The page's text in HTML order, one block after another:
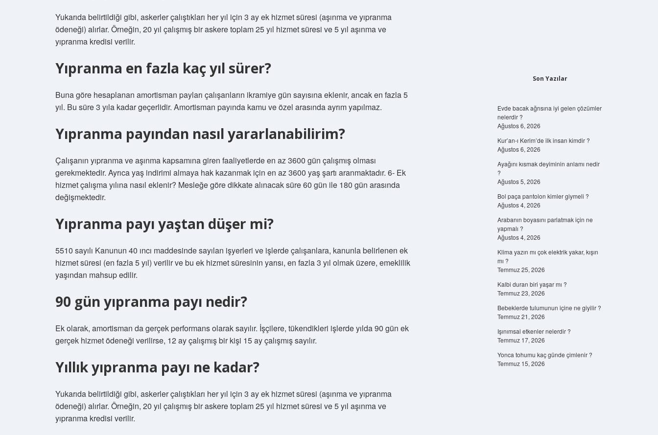
Yukarıda belirtildiği gibi, askerler çalıştıkları her yıl için 3 ay ek hizmet süresi (aşınma ve yıpranma
ödeneği) alırlar. Örneğin, 20 yıl çalışmış bir askere toplam 25 yıl hizmet süresi ve 5 yıl aşınma ve
yıpranma kredisi verilir.
Yıpranma en fazla kaç yıl sürer?
Buna göre hesaplanan amortisman payları çalışanların ikramiye gün sayısına eklenir, ancak en fazla 5
yıl. Bu süre 3 yıla kadar geçerlidir. Amortisman payında kamu ve özel arasında ayrım yapılmaz.
Yıpranma payından nasıl yararlanabilirim?
Çalışanın yıpranma ve aşınma kapsamına giren faaliyetlerde en az 3600 gün çalışmış olması
gerekmektedir. Ayrıca yaş indirimi almaya hak kazanmak için en az 3600 yaş şartı aranmaktadır. 6- Ek
hizmet çalışma yılına nasıl eklenir? Mesleğe göre dikkate alınacak süre 60 gün ile 180 gün arasında
değişmektedir.
Yıpranma payı yaştan düşer mi?
5510 sayılı Kanunun 40 ıncı maddesinde sayılan işyerleri ve işlerde çalışanlara, kanunla belirlenen ek
hizmet süresi (en fazla 5 yıl) verilir ve bu ek hizmet süresinin yarısı, en fazla 3 yıl olmak üzere, emeklilik
yaşından mahsup edilir.
90 gün yıpranma payı nedir?
Ek olarak, amortisman da gerçek performans olarak sayılır. İşçilere, tükendikleri işlerde yılda 90 gün ek
gerçek hizmet ödeneği verilirse, 12 ay çalışmış bir kişi 15 ay çalışmış sayılır.
Yıllık yıpranma payı ne kadar?
Yukarıda belirtildiği gibi, askerler çalıştıkları her yıl için 3 ay ek hizmet süresi (aşınma ve yıpranma
ödeneği) alırlar. Örneğin, 20 yıl çalışmış bir askere toplam 25 yıl hizmet süresi ve 5 yıl aşınma ve
yıpranma kredisi verilir.
Son Yazılar
Evde bacak ağrısına iyi gelen çözümler
nelerdir ?
Ağustos 6, 2026
Kur’an-ı Kerim’de ilk insan kimdir ?
Ağustos 6, 2026
Ayağını kısmak deyiminin anlamı nedir
?
Ağustos 5, 2026
Bol paça pantolon kimler giymeli ?
Ağustos 4, 2026
Arabanın boyasını parlatmak için ne
yapmalı ?
Ağustos 4, 2026
Klima yazın mı çok elektrik yakar, kışın
mı ?
Temmuz 25, 2026
Kalbi duran biri yaşar mı ?
Temmuz 23, 2026
Bebeklerde tulumunun içine ne giyilir ?
Temmuz 21, 2026
Işınımsal etkenler nelerdir ?
Temmuz 17, 2026
Yonca tohumu kaç günde çimlenir ?
Temmuz 15, 2026